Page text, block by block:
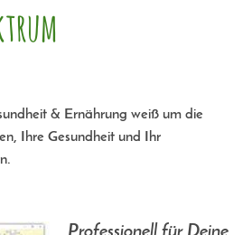
& Ernährung weiß um die
Ihre Gesundheit und Ihr